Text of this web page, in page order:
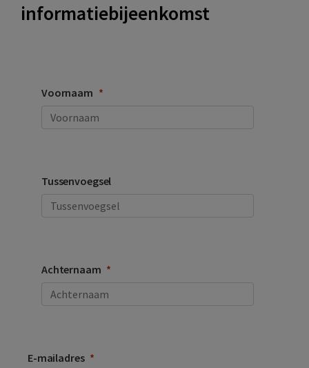
informatiebijeenkomst
Voornaam
Tussenvoegsel
Achternaam
E-mailadres